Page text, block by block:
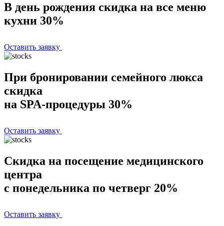
В день рождения скидка на все меню
кухни 30%
Оставить заявку
При бронировании семейного люкса
скидка
на SPA-процедуры 30%
Оставить заявку
Скидка на посещение медицинского
центра
с понедельника по четверг 20%
Оставить заявку